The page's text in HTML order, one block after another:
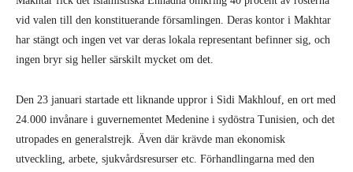
vid valen till den konstituerande församlingen. Deras kontor i Makhtar
har stängt och ingen vet var deras lokala representant befinner sig, och
ingen bryr sig heller särskilt mycket om det.
Den 23 januari startade ett liknande uppror i Sidi Makhlouf, en ort med
24.000 invånare i guvernementet Medenine i sydöstra Tunisien, och det
utropades en generalstrejk. Även där krävde man ekonomisk
utveckling, arbete, sjukvårdsresurser etc. Förhandlingarna med den